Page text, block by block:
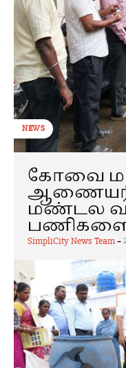
NEWS
கோவை
ஆணையர்
மண்டல
SimpliCity News Team-